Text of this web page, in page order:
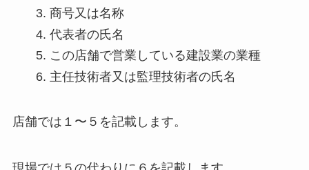
商号又は名称
代表者の氏名
この店舗で営業している建設業の業種
主任技術者又は監理技術者の氏名
店舗では１〜５を記載します。